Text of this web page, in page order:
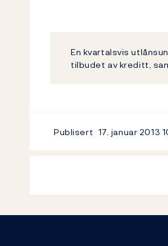
En kvartalsvis
tilbudet av kreditt,
Publisert 17. januar 2013